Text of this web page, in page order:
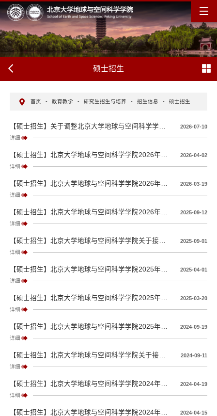
硕士招生
首页 - 教育教学 - 研究生招生与培养 - 招生信息 - 硕士招生
2026-07-10
详细
2026-04-02
详细
2026-03-19
详细
2025-09-12
详细
2025-09-01
详细
2025-04-01
详细
2025-03-20
详细
2024-09-19
详细
2024-09-11
详细
2024-04-19
详细
2024-04-15